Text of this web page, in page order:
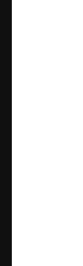
смартфонів
натуральної
дизайн і
доповненням
Чохол із
Max
смартфону
збереже його
плавні кути і
кріпиться на
багато місця
Також
та
текстуру, з
Також, такий